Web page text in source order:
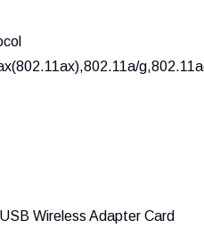
Wireless Adapter Card